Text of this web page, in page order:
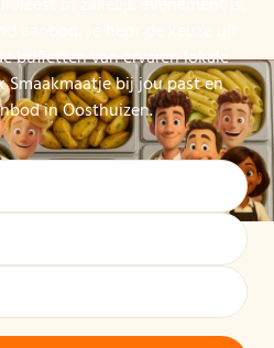
buffetten van ervaren lokale
Smaakmaatje bij jou past en
in Oosthuizen.